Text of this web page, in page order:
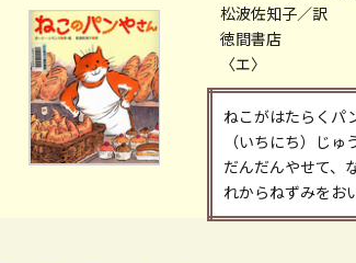
松波佐知子／訳
徳間書店
〈エ〉
ねこがはたらくパ
（いちにち）じ
だんだんやせて、
れからねずみをお